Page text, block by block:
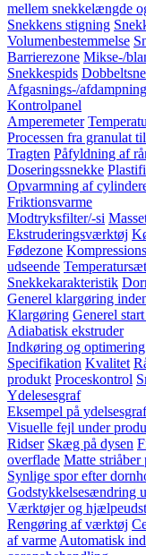
mellem snekkelængde
Snekkens stigning
Volumenbestemmelse
Barrierezone Mikse-/
Snekkespids
Afgasnings-/
Kontrolpanel
Amperemeter
Processen fra granulat
Tragten Påfyldning af
Doseringssnekke
Opvarmning af
Friktionsvarme
Modtryksfilter/-si
Ekstruderingsværktøj
Fødezone
udseende
Snekkekarakteristik
Generel klargøring
Klargøring Generel
Adiabatisk ekstruder
Indkøring og optimering
Specifikation Kvalitet
produkt Proceskontrol
Ydelesesgraf
Eksempel på ydelsesgraf
Visuelle fejl under
Ridser Skæg på dysen
overflade Matte striåber
Synlige spor efter
Godstykkelsesændring
Værktøjer og
Rengøring af værktøj
af varme Automatisk